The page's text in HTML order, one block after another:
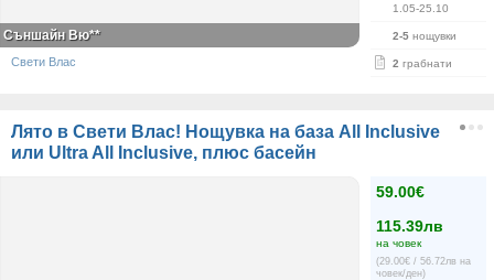
1.05-25.10
2-5 нощувки
2 грабнати
Съншайн Вю**
Свети Влас
Лято в Свети Влас! Нощувка на база All Inclusive
или Ultra All Inclusive, плюс басейн
59.00€
115.39лв
на човек
(29.00€ / 56.72лв на
човек/ден)